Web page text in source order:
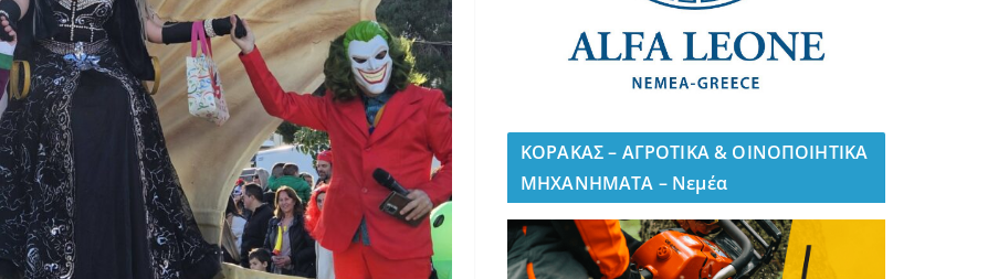
ΚΟΡΑΚΑΣ – ΑΓΡΟΤΙΚΑ & ΟΙΝΟΠΟΙΗΤΙΚΑ
ΜΗΧΑΝΗΜΑΤΑ – Νεμέα